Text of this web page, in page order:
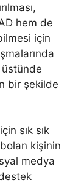
hem de
için
bir şekilde
sık sık
kişinin
medya